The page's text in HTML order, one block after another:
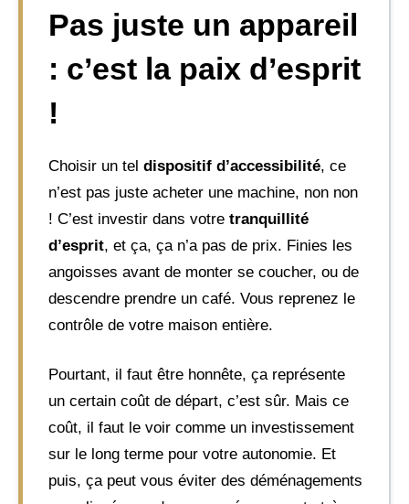
Pas juste un appareil
: c’est la paix d’esprit
!
Choisir un tel dispositif d’accessibilité, ce
n’est pas juste acheter une machine, non non
! C’est investir dans votre tranquillité
d’esprit, et ça, ça n’a pas de prix. Finies les
angoisses avant de monter se coucher, ou de
descendre prendre un café. Vous reprenez le
contrôle de votre maison entière.
Pourtant, il faut être honnête, ça représente
un certain coût de départ, c’est sûr. Mais ce
coût, il faut le voir comme un investissement
sur le long terme pour votre autonomie. Et
puis, ça peut vous éviter des déménagements